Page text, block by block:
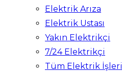
Elektrik Arıza
Elektrik Ustası
Yakın Elektrikçi
7/24 Elektrikçi
Tüm Elektrik İşleri